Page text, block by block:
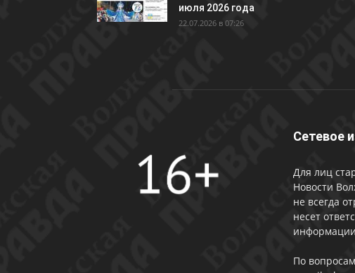
июля 2026 года
22.07.2026 в 07:26
Сетевое
Для лиц
Новости
не всегда
несет
По